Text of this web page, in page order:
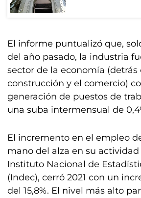
El informe puntualizó que,
del año pasado, la industria
sector de la economía (detrás
construcción y el comercio)
generación de puestos de
una suba intermensual de
El incremento en el empleo
mano del alza en su
Instituto Nacional de
(Indec), cerró 2021 con un
del 15,8%. El nivel más alto